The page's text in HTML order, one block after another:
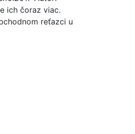
ich čoraz viac.
reťazci u